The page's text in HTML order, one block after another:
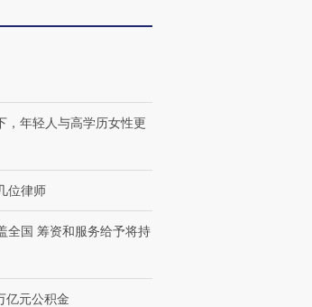
｜被称为“蟑螂”的印
视线｜“入侵”还是“人道危
，年轻人与高学历女性更
位律师
全国 筹资和服务给予将持
亿元公积金